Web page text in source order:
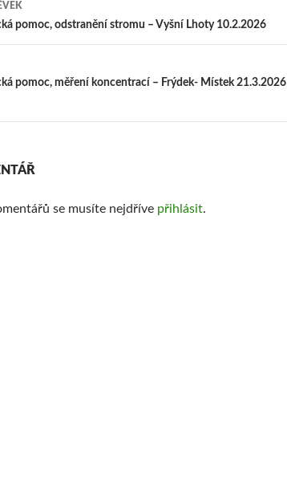
příspěvek
pomoc, odstranění stromu – Vyšní Lhoty 10.2.2026
pomoc, měření koncentrací – Frýdek- Místek 21.3.2026
se musíte nejdříve přihlásit.